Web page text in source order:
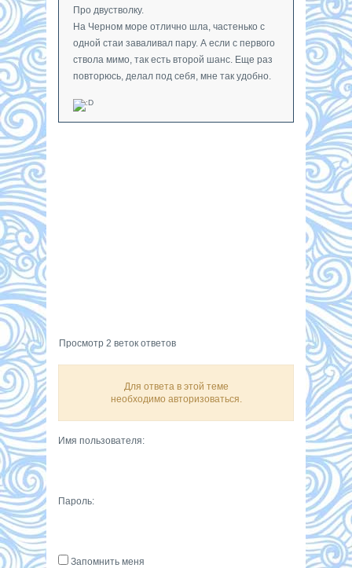
Про двустволку.
На Черном море отлично шла, частенько с
одной стаи заваливал пару. А если с первого
ствола мимо, так есть второй шанс. Еще раз
повторюсь, делал под себя, мне так удобно.
Просмотр 2 веток ответов
Для ответа в этой теме
необходимо авторизоваться.
Имя пользователя:
Пароль:
Запомнить меня